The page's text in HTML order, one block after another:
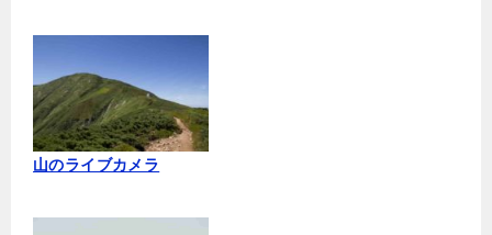
山のライブカメラ